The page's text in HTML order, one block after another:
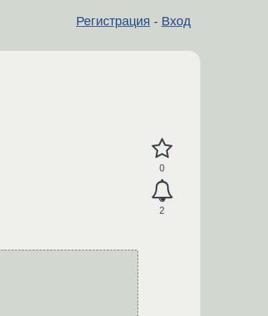
Регистрация - Вход
0
2